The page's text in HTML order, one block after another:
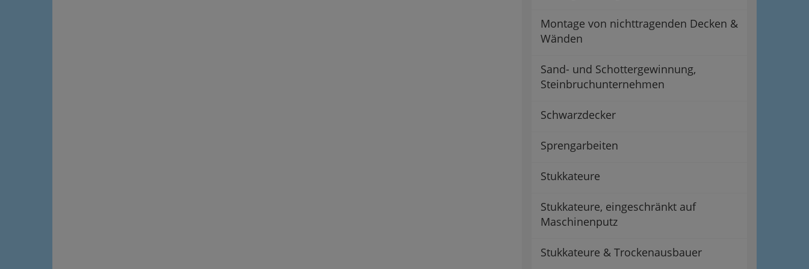
Montage von nichttragenden Decken &
Wänden
Sand- und Schottergewinnung,
Steinbruchunternehmen
Schwarzdecker
Sprengarbeiten
Stukkateure
Stukkateure, eingeschränkt auf
Maschinenputz
Stukkateure & Trockenausbauer